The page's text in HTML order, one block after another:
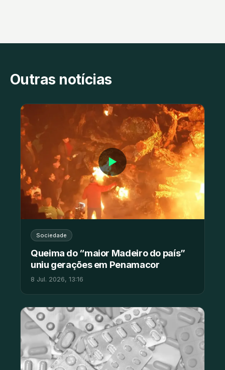
Outras notícias
▶
Sociedade
Queima do “maior Madeiro do país”
uniu gerações em Penamacor
8 Jul. 2026, 13:16